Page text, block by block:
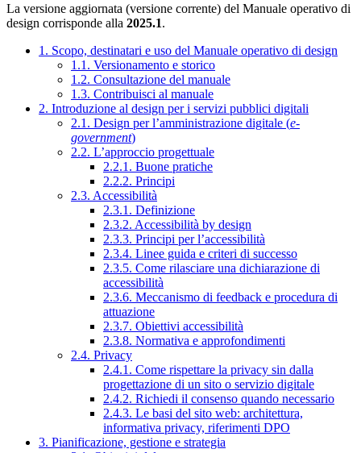
La versione aggiornata (versione corrente) del Manuale operativo di
design corrisponde alla 2025.1.
1. Scopo, destinatari e uso del Manuale operativo di design
1.1. Versionamento e storico
1.2. Consultazione del manuale
1.3. Contribuisci al manuale
2. Introduzione al design per i servizi pubblici digitali
2.1. Design per l’amministrazione digitale (e-
government)
2.2. L’approccio progettuale
2.2.1. Buone pratiche
2.2.2. Principi
2.3. Accessibilità
2.3.1. Definizione
2.3.2. Accessibilità by design
2.3.3. Principi per l’accessibilità
2.3.4. Linee guida e criteri di successo
2.3.5. Come rilasciare una dichiarazione di
accessibilità
2.3.6. Meccanismo di feedback e procedura di
attuazione
2.3.7. Obiettivi accessibilità
2.3.8. Normativa e approfondimenti
2.4. Privacy
2.4.1. Come rispettare la privacy sin dalla
progettazione di un sito o servizio digitale
2.4.2. Richiedi il consenso quando necessario
2.4.3. Le basi del sito web: architettura,
informativa privacy, riferimenti DPO
3. Pianificazione, gestione e strategia